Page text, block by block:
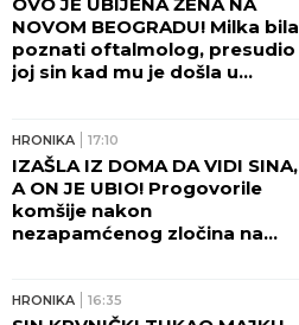
KALINIĆA? Zemunac priznao
da je mlađa od njegove ćerke
tri godine
LEPA LJUDMILA KREMIRANA U
BEOGRADU! Suze na "Lešću"
zbog ubijene Ruskinje -
prijatelji se uključivali i putem
video-linka!
UŽAS U VIŠNJICI! Muškarac